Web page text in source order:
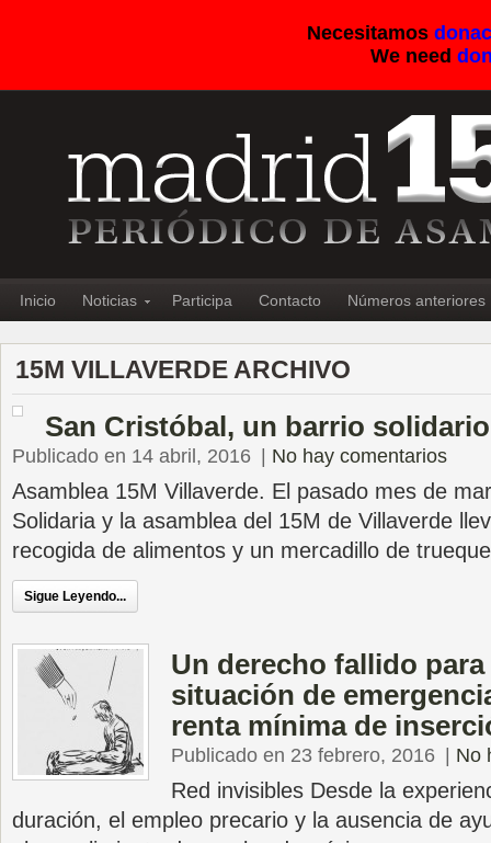
Necesitamos
We need
Inicio Noticias Participa Contacto Números anteriores
15M VILLAVERDE ARCHIVO
San Cristóbal, un barrio solidario
Publicado en 14 abril, 2016 No hay comentarios
Asamblea 15M Villaverde. El pasado mes de
Solidaria y la asamblea del 15M de Villaverde
recogida de alimentos y un mercadillo de
Sigue Leyendo...
Un derecho fallido
situación de
renta mínima de
Publicado en 23 febrero, 2016 No
Red invisibles Desde la
duración, el empleo precario y la ausencia de